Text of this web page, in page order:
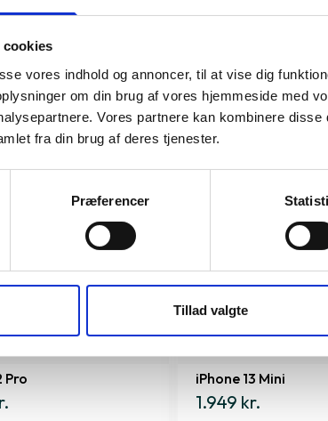
cookies
vores indhold og annoncer, til at vise dig
om din brug af vores hjemmeside med
Vores partnere kan kombinere
fra din brug af deres tjenester.
Præferencer
Tillad valgte
Pro iPhone 13 Mini
1.949 kr.